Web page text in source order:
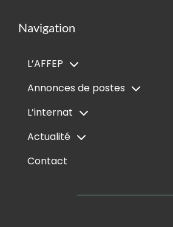
Navigation
L’AFFEP
Annonces de postes
L’internat
Actualité
Contact